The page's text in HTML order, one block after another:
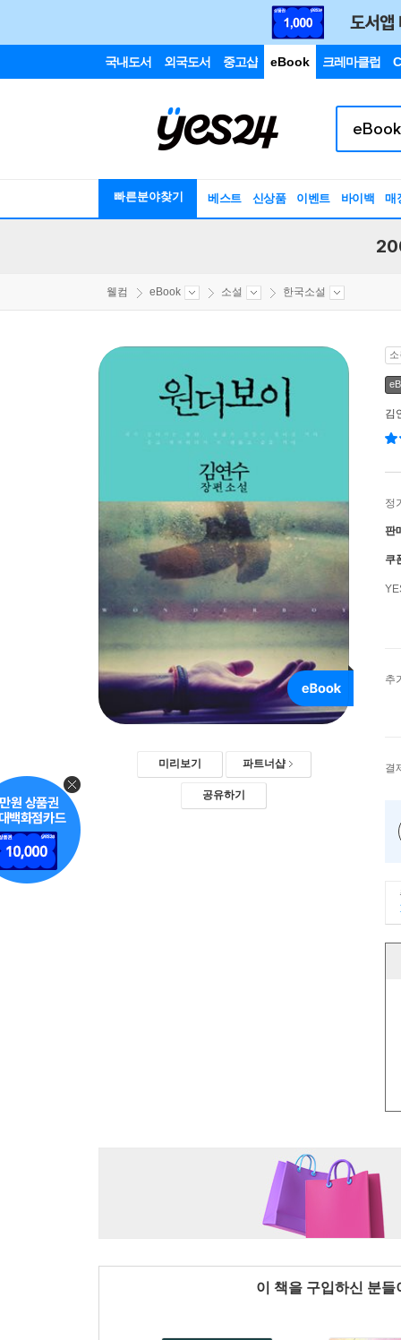
국내도서 외국도서 중고샵 eBook 크레마클럽
빠른분야찾기 베스트 신상품 이벤트 바이백 매
웰컴 eBook 소설 한국소설
미리보기 파트너샵
공유하기
김
정
판
쿠
추
결
이 책을 구입하신 분